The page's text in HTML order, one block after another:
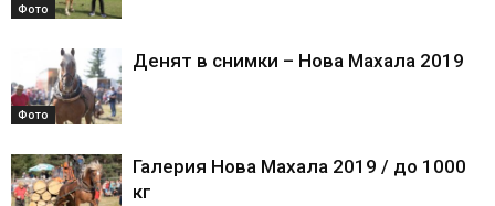
Фото
Фото
Денят в снимки – Нова Махала 2019
Галерия Нова Махала 2019 / до 1000
кг